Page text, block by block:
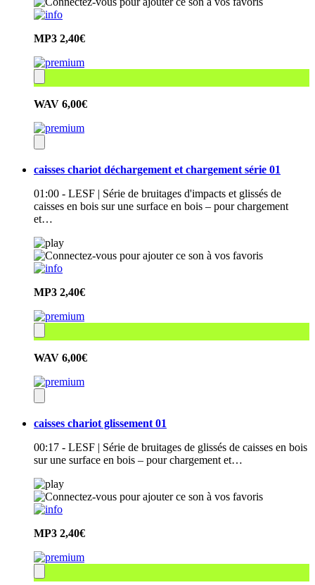
MP3 2,40€
WAV 6,00€
caisses chariot déchargement et chargement série 01
01:00 - LESF | Série de bruitages d'impacts et glissés de
caisses en bois sur une surface en bois – pour chargement
et…
MP3 2,40€
WAV 6,00€
caisses chariot glissement 01
00:17 - LESF | Série de bruitages de glissés de caisses en bois
sur une surface en bois – pour chargement et…
MP3 2,40€